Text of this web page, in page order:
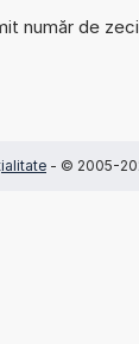
număr de
- © 2005-